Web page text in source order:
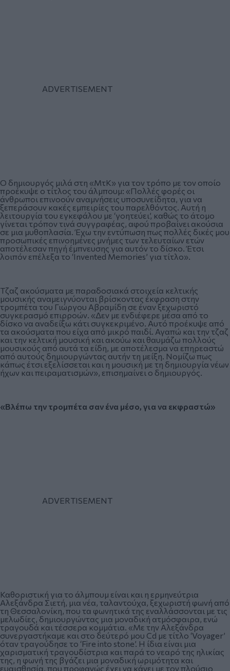
Ο δημιουργός μιλά στη «ΜτΚ» για τον τρόπο με τον οποίο
προέκυψε ο τίτλος του άλμπουμ: «Πολλές φορές οι
άνθρωποι επινοούν αναμνήσεις υποσυνείδητα, για να
ξεπεράσουν κακές εμπειρίες του παρελθόντος. Αυτή η
λειτουργία του εγκεφάλου με ‘γοητεύει’, καθώς το άτομο
γίνεται τρόπον τινά συγγραφέας, αφού προβαίνει ακούσια
σε μια μυθοπλασία. Έχω την εντύπωση πως πολλές δικές μου
προσωπικές επινοημένες μνήμες των τελευταίων ετών
αποτέλεσαν πηγή έμπνευσης για αυτόν το δίσκο. Έτσι
λοιπόν επέλεξα το ‘Invented Memories’ για τίτλο».
Τζαζ ακούσματα με παραδοσιακά στοιχεία κελτικής
μουσικής αναμειγνύονται βρίσκοντας έκφραση στην
τρομπέτα του Γιώργου Αβραμίδη σε έναν ξεχωριστό
συγκερασμό επιρροών. «Δεν με ενδιέφερε μέσα από το
δίσκο να αναδείξω κάτι συγκεκριμένο. Αυτό προέκυψε από
τα ακούσματα που είχα από μικρό παιδί. Αγαπώ και την τζαζ
και την κελτική μουσική και ακούω και θαυμάζω πολλούς
μουσικούς από αυτά τα είδη, με αποτέλεσμα να επηρεαστώ
από αυτούς δημιουργώντας αυτήν τη μείξη. Νομίζω πως
κάπως έτσι εξελίσσεται και η μουσική με τη δημιουργία νέων
ήχων και πειραματισμών», επισημαίνει ο δημιουργός.
«Βλέπω την τρομπέτα σαν ένα μέσο, για να εκφραστώ»
Καθοριστική για το άλμπουμ είναι και η ερμηνεύτρια
Αλεξάνδρα Σιετή, μια νέα, ταλαντούχα, ξεχωριστή φωνή από
τη Θεσσαλονίκη, που τα φωνητικά της εναλλάσσονται με τις
μελωδίες, δημιουργώντας μια μοναδική ατμόσφαιρα, ενώ
τραγουδά και τέσσερα κομμάτια. «Με την Αλεξάνδρα
συνεργαστήκαμε και στο δεύτερό μου Cd με τίτλο ‘Voyager’
όταν τραγούδησε το ‘Fire into stone’. Η ίδια είναι μια
χαρισματική τραγουδίστρια και παρά το νεαρό της ηλικίας
της, η φωνή της βγάζει μια μοναδική ωριμότητα και
ευαισθησία, που προφανώς έχει να κάνει με τον πλούσιο